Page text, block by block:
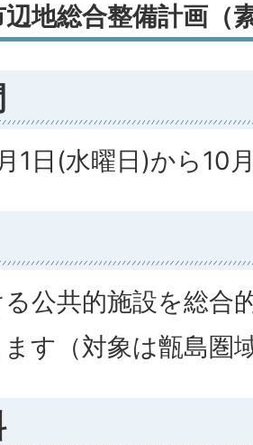
地総合整備計画（
1日(水曜日)から10
公共的施設を総合
す（対象は甑島圏